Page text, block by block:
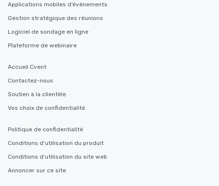
Applications mobiles d’événements
Gestion stratégique des réunions
Logiciel de sondage en ligne
Plateforme de webinaire
Accueil Cvent
Contactez-nous
Soutien à la clientèle
Vos choix de confidentialité
Politique de confidentialité
Conditions d’utilisation du produit
Conditions d’utilisation du site web
Annoncer sur ce site